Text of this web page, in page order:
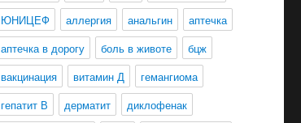
ЮНИЦЕФ
аллергия анальгин
аптечка
аптечка в дорогу
боль в животе
бцж
вакцинация
витамин Д
гемангиома
гепатит В
дерматит
диклофенак